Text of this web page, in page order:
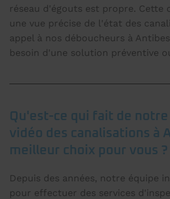
réseau d'égouts est propre. Cette
une vue précise de l'état des
appel à nos déboucheurs à
besoin d'une solution préventive
Qu'est-ce qui fait de
vidéo des canalisations à
meilleur choix pour vous ?
Depuis des années, notre équipe
pour effectuer des services